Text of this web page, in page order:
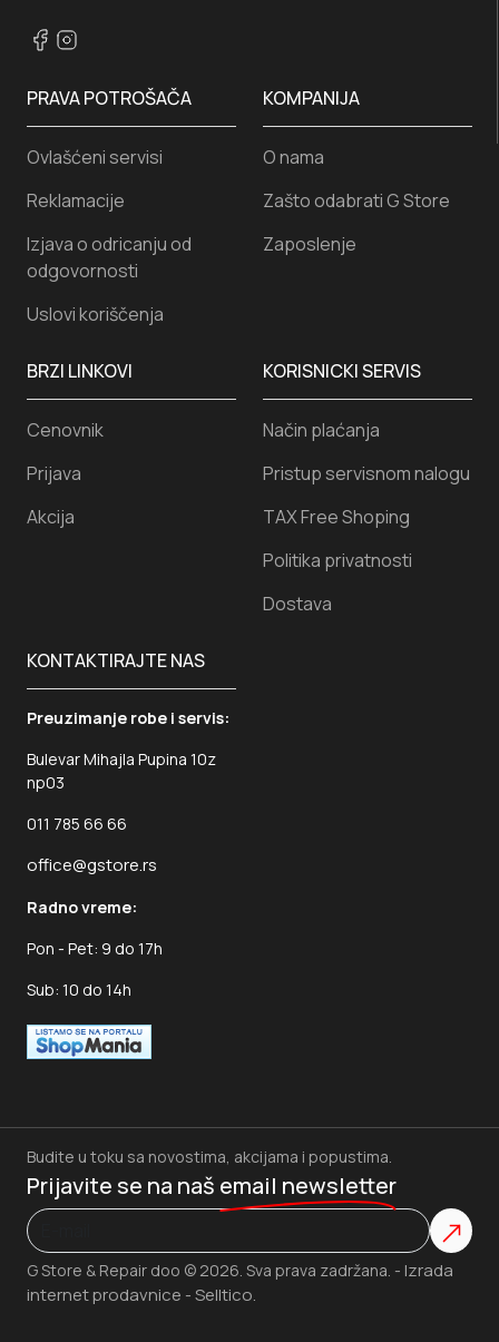
KORISNICKI SERVIS
Način plaćanja
Pristup servisnom nalogu
TAX Free Shoping
Politika privatnosti
Dostava
PRAVA POTROŠAČA
Ovlašćeni servisi
Reklamacije
Izjava o odricanju od
odgovornosti
Uslovi koriščenja
KONTAKTIRAJTE NAS
Preuzimanje robe i servis:
Bulevar Mihajla Pupina 10z
np03
011 785 66 66
office@gstore.rs
Radno vreme:
Pon - Pet: 9 do 17h
Sub: 10 do 14h
KOMPANIJA
O nama
Zašto odabrati G Store
Zaposlenje
BRZI LINKOVI
Cenovnik
Prijava
Akcija
G Store & Repair doo © 2026. Sva prava zadržana. - Izrada
internet prodavnice - Selltico.
Budite u toku sa novostima, akcijama i popustima.
Prijavite se na naš email newsletter